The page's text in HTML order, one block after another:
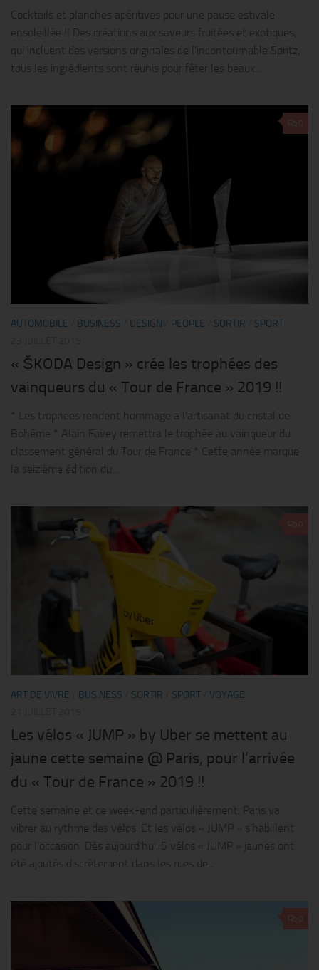
Cocktails et planches apéritives pour une pause estivale
ensoleillée !! Des créations aux saveurs fruitées et exotiques,
qui incluent des versions originales de l’incontournable Spritz,
tous les ingrédients sont réunis pour fêter les beaux...
AUTOMOBILE BUSINESS DESIGN PEOPLE SORTIR
SPORT
« ŠKODA Design » crée les trophées des
vainqueurs du « Tour de France » 2019 !!
* Les trophées rendent hommage à l’artisanat du cristal de
Bohême * Alain Favey remettra le trophée au vainqueur du
classement général du Tour de France * Cette année marque
la seizième édition du...
ART DE VIVRE BUSINESS SORTIR SPORT
VOYAGE
Les vélos « JUMP » by Uber se mettent au
jaune cette semaine @ Paris, pour l’arrivée
du « Tour de France » 2019 !!
Cette semaine et ce week-end particulièrement, Paris va
vibrer au rythme des vélos. Et les vélos « JUMP » s’habillent
pour l’occasion. Dès aujourd’hui, 5 vélos « JUMP » jaunes ont
été ajoutés discrètement dans les rues de...